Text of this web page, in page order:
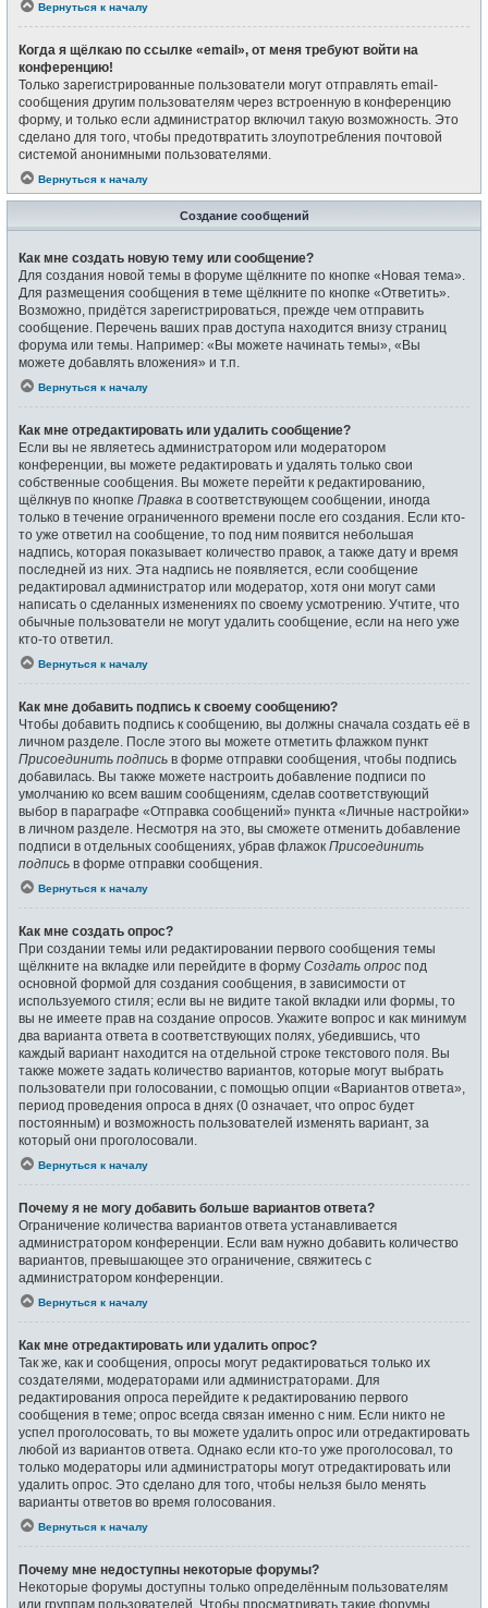
Вернуться к началу
Когда я щёлкаю по ссылке «email», от меня требуют войти на
конференцию!
Только зарегистрированные пользователи могут отправлять email-
сообщения другим пользователям через встроенную в конференцию
форму, и только если администратор включил такую возможность. Это
сделано для того, чтобы предотвратить злоупотребления почтовой
системой анонимными пользователями.
Вернуться к началу
Создание сообщений
Как мне создать новую тему или сообщение?
Для создания новой темы в форуме щёлкните по кнопке «Новая тема».
Для размещения сообщения в теме щёлкните по кнопке «Ответить».
Возможно, придётся зарегистрироваться, прежде чем отправить
сообщение. Перечень ваших прав доступа находится внизу страниц
форума или темы. Например: «Вы можете начинать темы», «Вы
можете добавлять вложения» и т.п.
Вернуться к началу
Как мне отредактировать или удалить сообщение?
Если вы не являетесь администратором или модератором
конференции, вы можете редактировать и удалять только свои
собственные сообщения. Вы можете перейти к редактированию,
щёлкнув по кнопке Правка в соответствующем сообщении, иногда
только в течение ограниченного времени после его создания. Если кто-
то уже ответил на сообщение, то под ним появится небольшая
надпись, которая показывает количество правок, а также дату и время
последней из них. Эта надпись не появляется, если сообщение
редактировал администратор или модератор, хотя они могут сами
написать о сделанных изменениях по своему усмотрению. Учтите, что
обычные пользователи не могут удалить сообщение, если на него уже
кто-то ответил.
Вернуться к началу
Как мне добавить подпись к своему сообщению?
Чтобы добавить подпись к сообщению, вы должны сначала создать её в
личном разделе. После этого вы можете отметить флажком пункт
Присоединить подпись в форме отправки сообщения, чтобы подпись
добавилась. Вы также можете настроить добавление подписи по
умолчанию ко всем вашим сообщениям, сделав соответствующий
выбор в параграфе «Отправка сообщений» пункта «Личные настройки»
в личном разделе. Несмотря на это, вы сможете отменить добавление
подписи в отдельных сообщениях, убрав флажок Присоединить
подпись в форме отправки сообщения.
Вернуться к началу
Как мне создать опрос?
При создании темы или редактировании первого сообщения темы
щёлкните на вкладке или перейдите в форму Создать опрос под
основной формой для создания сообщения, в зависимости от
используемого стиля; если вы не видите такой вкладки или формы, то
вы не имеете прав на создание опросов. Укажите вопрос и как минимум
два варианта ответа в соответствующих полях, убедившись, что
каждый вариант находится на отдельной строке текстового поля. Вы
также можете задать количество вариантов, которые могут выбрать
пользователи при голосовании, с помощью опции «Вариантов ответа»,
период проведения опроса в днях (0 означает, что опрос будет
постоянным) и возможность пользователей изменять вариант, за
который они проголосовали.
Вернуться к началу
Почему я не могу добавить больше вариантов ответа?
Ограничение количества вариантов ответа устанавливается
администратором конференции. Если вам нужно добавить количество
вариантов, превышающее это ограничение, свяжитесь с
администратором конференции.
Вернуться к началу
Как мне отредактировать или удалить опрос?
Так же, как и сообщения, опросы могут редактироваться только их
создателями, модераторами или администраторами. Для
редактирования опроса перейдите к редактированию первого
сообщения в теме; опрос всегда связан именно с ним. Если никто не
успел проголосовать, то вы можете удалить опрос или отредактировать
любой из вариантов ответа. Однако если кто-то уже проголосовал, то
только модераторы или администраторы могут отредактировать или
удалить опрос. Это сделано для того, чтобы нельзя было менять
варианты ответов во время голосования.
Вернуться к началу
Почему мне недоступны некоторые форумы?
Некоторые форумы доступны только определённым пользователям
или группам пользователей. Чтобы просматривать такие форумы,